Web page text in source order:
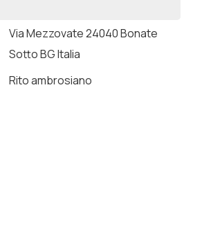
Via Mezzovate 24040 Bonate
Sotto BG Italia
Rito ambrosiano